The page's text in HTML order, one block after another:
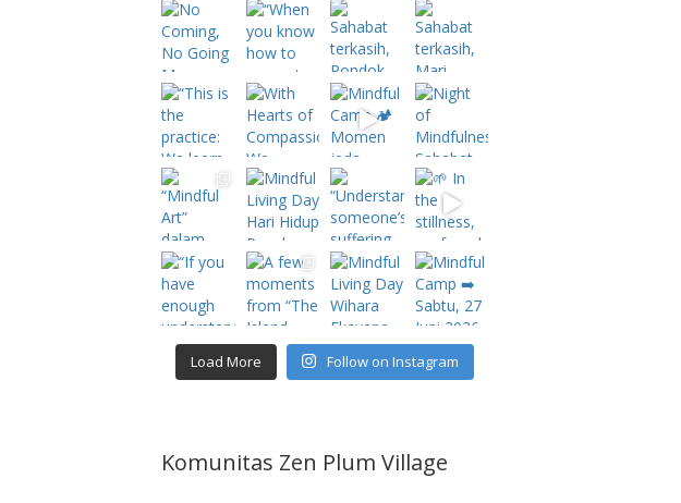
Load More Follow on Instagram
Komunitas Zen Plum Village